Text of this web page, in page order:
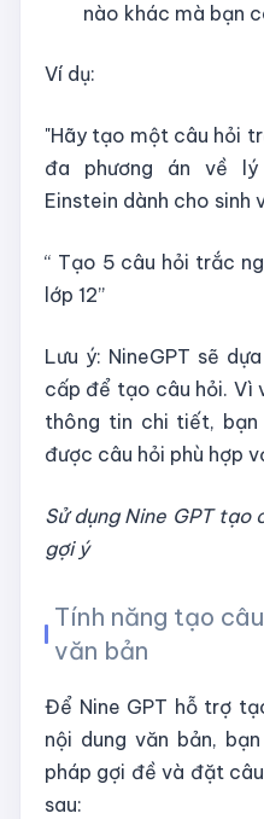
nào khác mà bạn
Ví dụ:
"Hãy tạo một câu hỏi
đa phương án về
Einstein dành cho sinh
“ Tạo 5 câu hỏi trắc
lớp 12”
Lưu ý: NineGPT sẽ
cấp để tạo câu hỏi. Vì
thông tin chi tiết, bạn
được câu hỏi phù hợp
Sử dụng Nine GPT
gợi ý
Tính năng tạo
văn bản
Để Nine GPT hỗ trợ
nội dung văn bản,
pháp gợi đề và đặt
sau: